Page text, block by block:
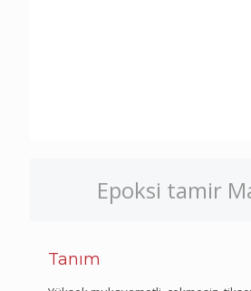
Epoksi tamir
Tanım